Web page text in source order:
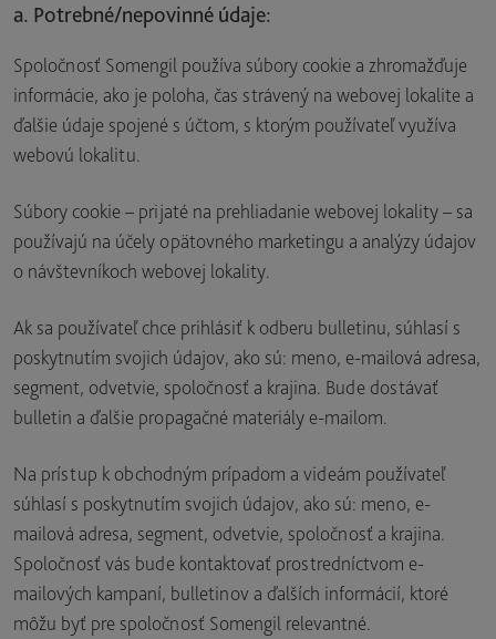
a. Potrebné/nepovinné údaje:
Spoločnosť Somengil používa súbory cookie a zhromažďuje
informácie, ako je poloha, čas strávený na webovej lokalite a
ďalšie údaje spojené s účtom, s ktorým používateľ využíva
webovú lokalitu.
Súbory cookie – prijaté na prehliadanie webovej lokality – sa
používajú na účely opätovného marketingu a analýzy údajov
o návštevníkoch webovej lokality.
Ak sa používateľ chce prihlásiť k odberu bulletinu, súhlasí s
poskytnutím svojich údajov, ako sú: meno, e-mailová adresa,
segment, odvetvie, spoločnosť a krajina. Bude dostávať
bulletin a ďalšie propagačné materiály e-mailom.
Na prístup k obchodným prípadom a videám používateľ
súhlasí s poskytnutím svojich údajov, ako sú: meno, e-
mailová adresa, segment, odvetvie, spoločnosť a krajina.
Spoločnosť vás bude kontaktovať prostredníctvom e-
mailových kampaní, bulletinov a ďalších informácií, ktoré
môžu byť pre spoločnosť Somengil relevantné.